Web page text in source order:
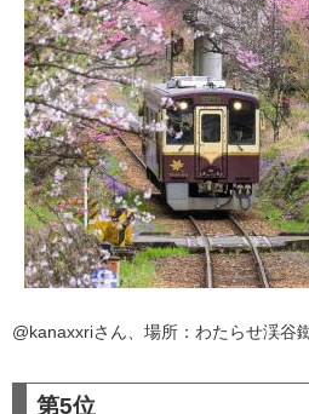
@kanaxxriさん、場所：わたらせ渓谷
第5位